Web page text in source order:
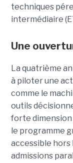
techniques
intermédiaire
Une
La quatrième
à piloter une
comme le
outils
forte dimension
le programme
accessible
admissions